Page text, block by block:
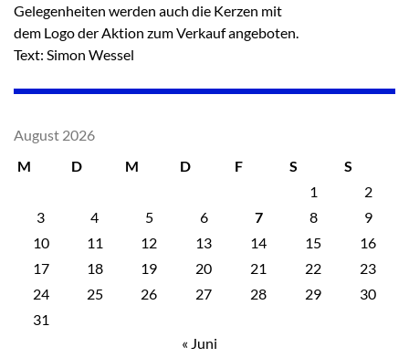
Gelegenheiten werden auch die Kerzen mit
dem Logo der Aktion zum Verkauf angeboten.
Text: Simon Wessel
August 2026
M
D M D F S
S
1
2
3
4 5 6 7 8
9
10
11 12 13 14 15
16
17
18 19 20 21 22
23
24
25 26 27 28 29
30
31
« Juni